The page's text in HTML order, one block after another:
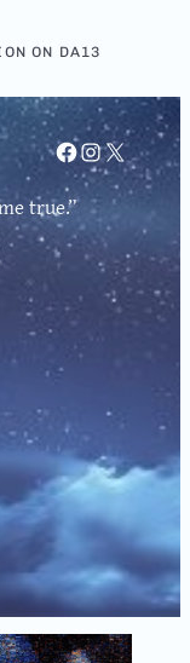
ON DA13
Facebook InstagramX
true.”